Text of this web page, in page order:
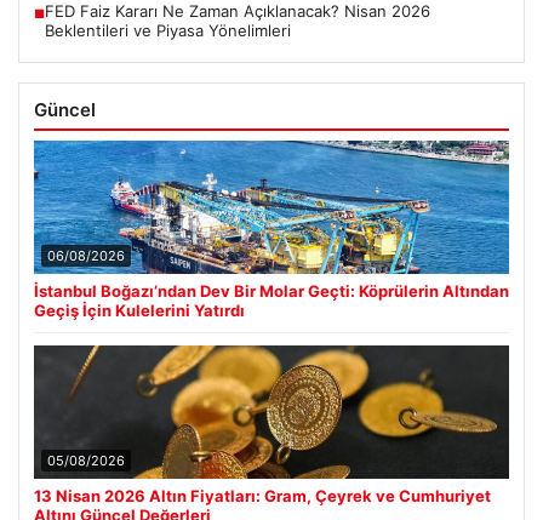
■FED Faiz Kararı Ne Zaman Açıklanacak? Nisan 2026
Beklentileri ve Piyasa Yönelimleri
Güncel
06/08/2026
İstanbul Boğazı’ndan Dev Bir Molar Geçti: Köprülerin Altından
Geçiş İçin Kulelerini Yatırdı
05/08/2026
13 Nisan 2026 Altın Fiyatları: Gram, Çeyrek ve Cumhuriyet
Altını Güncel Değerleri